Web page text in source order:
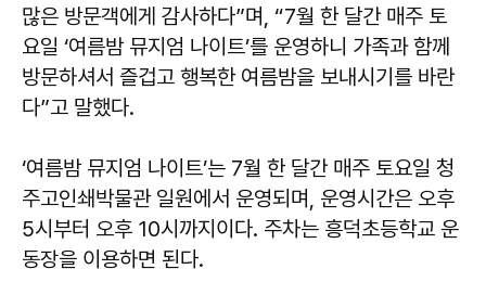
많은 방문객에게 감사하다”며, “7월 한 달간 매주 토
요일 ‘여름밤 뮤지엄 나이트’를 운영하니 가족과 함께
방문하셔서 즐겁고 행복한 여름밤을 보내시기를 바란
다”고 말했다.
‘여름밤 뮤지엄 나이트’는 7월 한 달간 매주 토요일 청
주고인쇄박물관 일원에서 운영되며, 운영시간은 오후
5시부터 오후 10시까지이다. 주차는 흥덕초등학교 운
동장을 이용하면 된다.